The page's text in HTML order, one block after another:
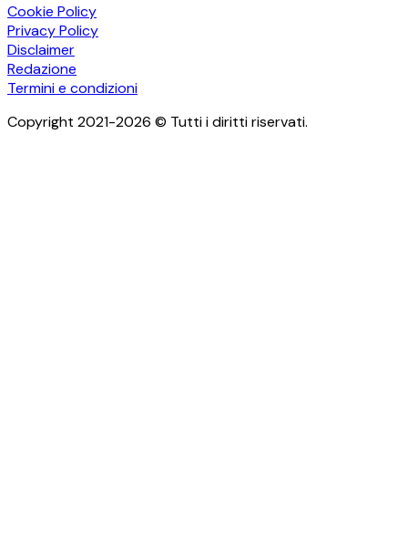
Cookie Policy
Privacy Policy
Disclaimer
Redazione
Termini e condizioni
Copyright 2021-2026 © Tutti i diritti riservati.